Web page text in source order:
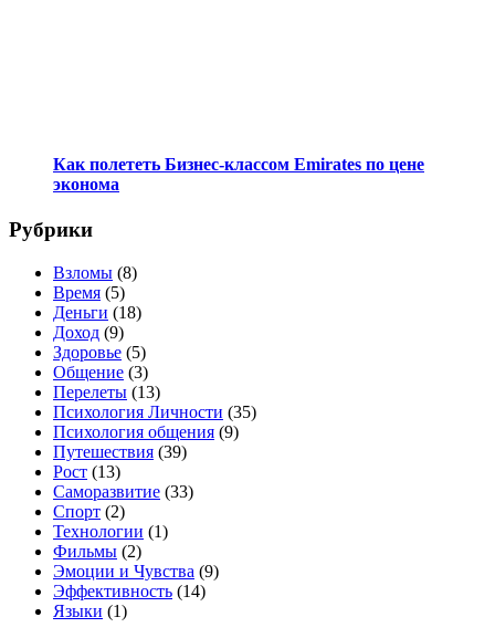
Как полететь Бизнес-классом Emirates по цене
эконома
Рубрики
Взломы (8)
Время (5)
Деньги (18)
Доход (9)
Здоровье (5)
Общение (3)
Перелеты (13)
Психология Личности (35)
Психология общения (9)
Путешествия (39)
Рост (13)
Саморазвитие (33)
Спорт (2)
Технологии (1)
Фильмы (2)
Эмоции и Чувства (9)
Эффективность (14)
Языки (1)